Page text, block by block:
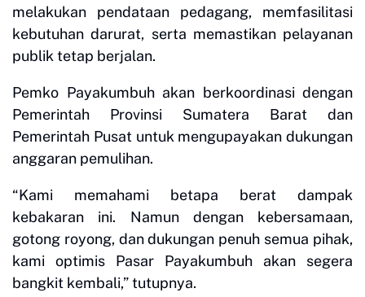
melakukan pendataan pedagang, memfasilitasi
kebutuhan darurat, serta memastikan pelayanan
publik tetap berjalan.
Pemko Payakumbuh akan berkoordinasi dengan
Pemerintah Provinsi Sumatera Barat dan
Pemerintah Pusat untuk mengupayakan dukungan
anggaran pemulihan.
“Kami memahami betapa berat dampak
kebakaran ini. Namun dengan kebersamaan,
gotong royong, dan dukungan penuh semua pihak,
kami optimis Pasar Payakumbuh akan segera
bangkit kembali,” tutupnya.